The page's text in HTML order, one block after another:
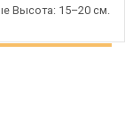
Высота: 15–20 см.
Цветонос: